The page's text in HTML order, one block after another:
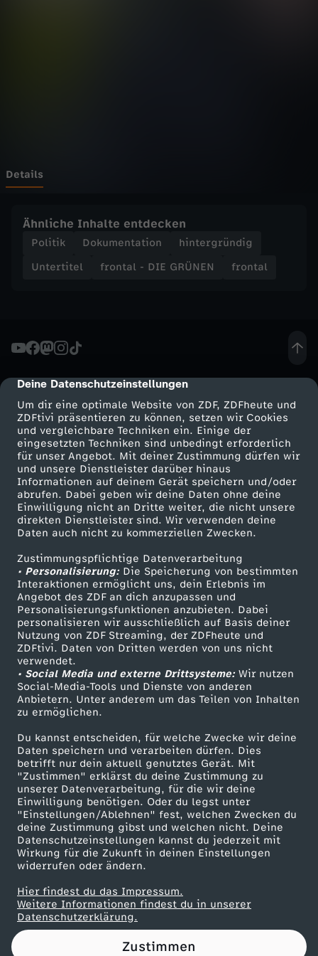
cmp-dialog-description
Deine Datenschutzeinstellungen
Um dir eine optimale Website von ZDF, ZDFheute und
ZDFtivi präsentieren zu können, setzen wir Cookies
und vergleichbare Techniken ein. Einige der
eingesetzten Techniken sind unbedingt erforderlich
für unser Angebot. Mit deiner Zustimmung dürfen wir
und unsere Dienstleister darüber hinaus
Informationen auf deinem Gerät speichern und/oder
abrufen. Dabei geben wir deine Daten ohne deine
Einwilligung nicht an Dritte weiter, die nicht unsere
direkten Dienstleister sind. Wir verwenden deine
Daten auch nicht zu kommerziellen Zwecken.
Zustimmungspflichtige Datenverarbeitung
• Personalisierung:Die Speicherung von bestimmten
Interaktionen ermöglicht uns, dein Erlebnis im
Angebot des ZDF an dich anzupassen und
Personalisierungsfunktionen anzubieten. Dabei
personalisieren wir ausschließlich auf Basis deiner
Nutzung von ZDF Streaming, der ZDFheute und
ZDFtivi. Daten von Dritten werden von uns nicht
verwendet.
• Social Media und externe Drittsysteme:Wir nutzen
Social-Media-Tools und Dienste von anderen
Anbietern. Unter anderem um das Teilen von Inhalten
zu ermöglichen.
Du kannst entscheiden, für welche Zwecke wir deine
Daten speichern und verarbeiten dürfen. Dies
betrifft nur dein aktuell genutztes Gerät. Mit
"Zustimmen" erklärst du deine Zustimmung zu
unserer Datenverarbeitung, für die wir deine
Einwilligung benötigen. Oder du legst unter
"Einstellungen/Ablehnen" fest, welchen Zwecken du
deine Zustimmung gibst und welchen nicht. Deine
Datenschutzeinstellungen kannst du jederzeit mit
Wirkung für die Zukunft in deinen Einstellungen
widerrufen oder ändern.
Hier findest du das Impressum.
Weitere Informationen findest du in unserer
Datenschutzerklärung.
Zustimmen
R
Ü
N
-
V
o
n
A
t
o
m
k
r
a
f
t
g
e
g
n
e
Details
Ähnliche Inhalte entdecken
Politik Dokumentation
hintergründig
Untertitel
frontal - DIE GRÜNEN frontal
Mehr ZDF
ZDF-Apps
Smart TV
ZDFtext
Livestreams
Sendungen A-Z
TV-Programm
Service
ZDFmitreden
Kontakt zum ZDF
Tickets
Zuschauerservice
Hilfe
ZDF Unternehmen
Karriere
ZDF goes Schule
Werbefernsehen
Mainzelmännchen
Partner